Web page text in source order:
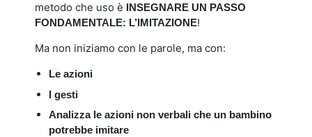
metodo che uso è INSEGNARE UN PASSO
FONDAMENTALE: L’IMITAZIONE!
Ma non iniziamo con le parole, ma con:
Le azioni
I gesti
Analizza le azioni non verbali che un bambino
potrebbe imitare